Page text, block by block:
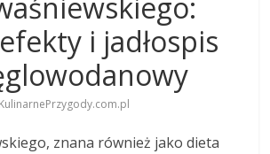
i jadłospis
KulinarnePrzygody.com.pl
znana również jako dieta